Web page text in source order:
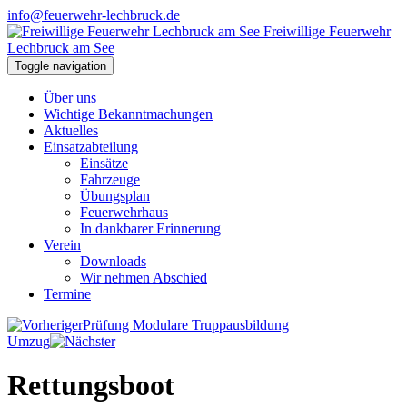
info@feuerwehr-lechbruck.de
Freiwillige Feuerwehr
Lechbruck am See
Toggle navigation
Über uns
Wichtige Bekanntmachungen
Aktuelles
Einsatzabteilung
Einsätze
Fahrzeuge
Übungsplan
Feuerwehrhaus
In dankbarer Erinnerung
Verein
Downloads
Wir nehmen Abschied
Termine
Prüfung Modulare Truppausbildung
Umzug
Rettungsboot